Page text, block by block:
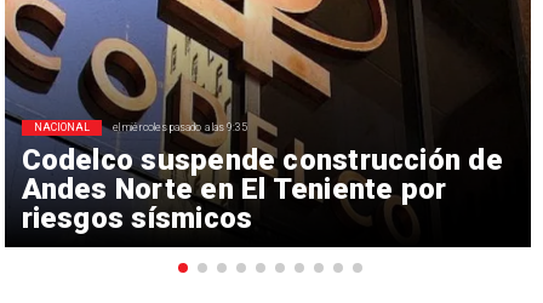
Codelco suspende construcción de
Andes Norte en El Teniente por
riesgos sísmicos
NACIONAL el miércoles pasado a las 9:35